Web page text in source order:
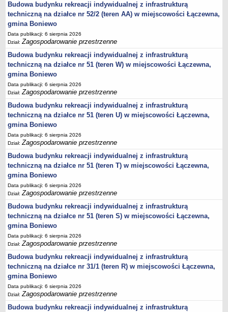
Plan postępowań na rok 2024
Plan postępowań o udzielenie zamówień na rok 2023
Plan postępowań o udzielenie zamówień na rok 2022
Plan postępowań w 2021 roku
Plan postępowań o udzielenie zamówień w 2020 roku
Plan postępowań o udzielenie zamówień na 2019
Plan postępowań o udzielenie zamówień w 2018 roku
Plan postępowań o udzielenie zamówień w 2017 roku
Dług publiczny, Pomoc publiczna
Realizacja inwestycji
przetargi
Konkursy
elektronizacja zamówień publicznych
zamówienia do 170 000 PLN
PRAWO LOKALNE
Statut
Uchwały
Projekty uchwał
Zarządzenia
Protokoły
Opłaty i podatki
Zagospodarowanie przestrzenne
Obwieszczenia,Zawiadomienia, sprawozdania ochrony środowiska
Decyzje o środowiskowych uwarunkowaniach
Budowa budynku rekreacji indywidualnej z infrastrukturą
techniczną na działce nr 52/2 (teren AA) w miejscowości Łączewna,
gmina Boniewo
Data publikacji: 6 sierpnia 2026
Dział:Zagospodarowanie przestrzenne
Budowa budynku rekreacji indywidualnej z infrastrukturą
techniczną na działce nr 51 (teren W) w miejscowości Łączewna,
gmina Boniewo
Data publikacji: 6 sierpnia 2026
Dział:Zagospodarowanie przestrzenne
Budowa budynku rekreacji indywidualnej z infrastrukturą
techniczną na działce nr 51 (teren U) w miejscowości Łączewna,
gmina Boniewo
Data publikacji: 6 sierpnia 2026
Dział:Zagospodarowanie przestrzenne
Budowa budynku rekreacji indywidualnej z infrastrukturą
techniczną na działce nr 51 (teren T) w miejscowości Łączewna,
gmina Boniewo
Data publikacji: 6 sierpnia 2026
Dział:Zagospodarowanie przestrzenne
Budowa budynku rekreacji indywidualnej z infrastrukturą
techniczną na działce nr 51 (teren S) w miejscowości Łączewna,
gmina Boniewo
Data publikacji: 6 sierpnia 2026
Dział:Zagospodarowanie przestrzenne
Budowa budynku rekreacji indywidualnej z infrastrukturą
techniczną na działce nr 31/1 (teren R) w miejscowości Łączewna,
gmina Boniewo
Data publikacji: 6 sierpnia 2026
Dział:Zagospodarowanie przestrzenne
Budowa budynku rekreacji indywidualnej z infrastrukturą